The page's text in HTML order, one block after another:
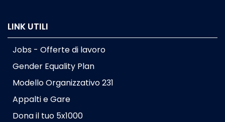
LINK UTILI
Jobs - Offerte di lavoro
Gender Equality Plan
Modello Organizzativo 231
Appalti e Gare
Dona il tuo 5x1000